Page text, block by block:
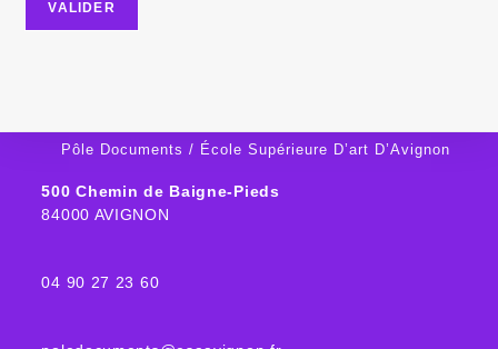
Pôle Documents / École Supérieure D’art D’Avignon
500 Chemin de Baigne-Pieds
84000 AVIGNON
04 90 27 23 60